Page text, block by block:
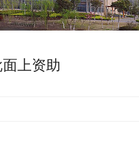
上资助